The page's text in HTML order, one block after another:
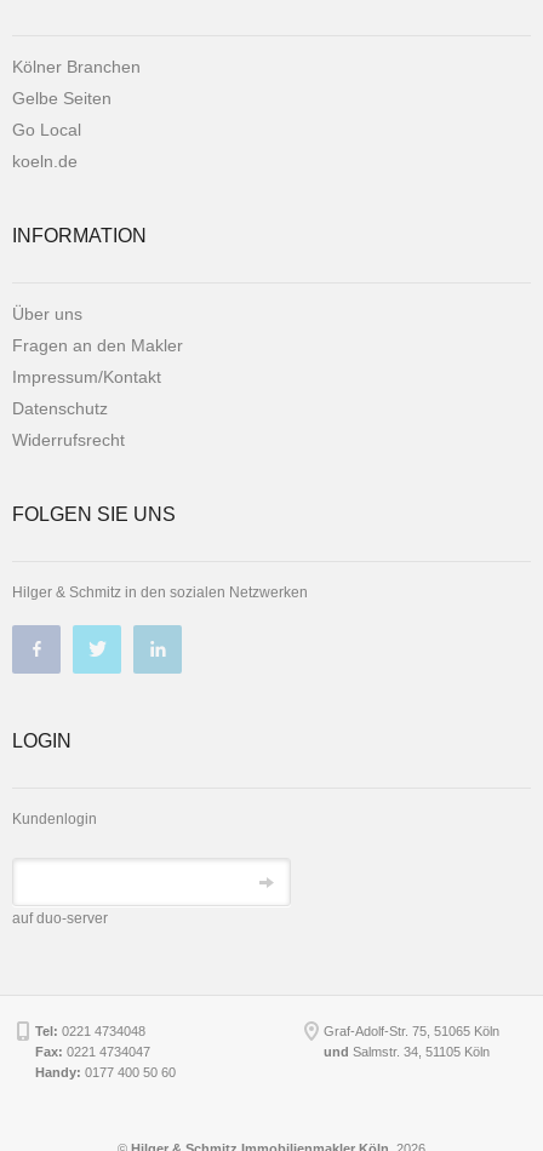
Kölner Branchen
Gelbe Seiten
Go Local
koeln.de
INFORMATION
Über uns
Fragen an den Makler
Impressum/Kontakt
Datenschutz
Widerrufsrecht
FOLGEN SIE UNS
Hilger & Schmitz in den sozialen Netzwerken
LOGIN
Kundenlogin
auf duo-server
Tel: 0221 4734048
Fax: 0221 4734047
Handy: 0177 400 50 60
Graf-Adolf-Str. 75, 51065 Köln
und Salmstr. 34 ,51105 Köln